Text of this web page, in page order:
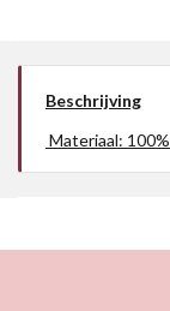
Beschrijving
Materiaal: